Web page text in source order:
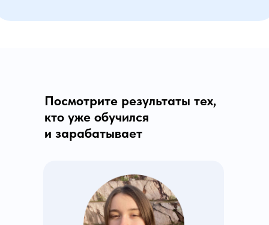
Посмотрите результаты тех,
кто уже обучился
и зарабатывает